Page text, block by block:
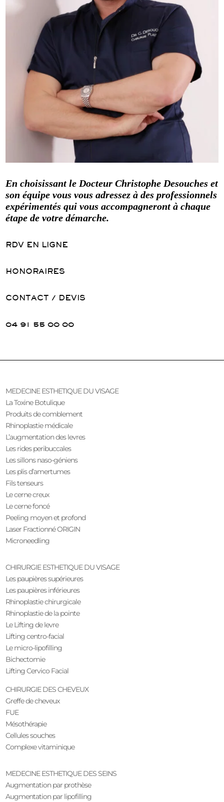
En choisissant le Docteur Christophe Desouches et
son équipe vous vous adressez à des professionnels
expérimentés qui vous accompagneront à chaque
étape de votre démarche.
RDV EN LIGNE
HONORAIRES
CONTACT / DEVIS
04 91 55 00 00
MEDECINE ESTHETIQUE DU VISAGE
La Toxine Botulique
Produits de comblement
Rhinoplastie médicale
L’augmentation des levres
Les rides peribuccales
Les sillons naso-géniens
Les plis d’amertumes
Fils tenseurs
Le cerne creux
Le cerne foncé
Peeling moyen et profond
Laser Fractionné ORIGIN
Microneedling
CHIRURGIE ESTHETIQUE DU VISAGE
Les paupières supérieures
Les paupières inférieures
Rhinoplastie chirurgicale
Rhinoplastie de la pointe
Le Lifting de levre
Lifting centro-facial
Le micro-lipofilling
Bichectomie
Lifting Cervico Facial
CHIRURGIE DES CHEVEUX
Greffe de cheveux
FUE
Mésothérapie
Cellules souches
Complexe vitaminique
MEDECINE ESTHETIQUE DES SEINS
Augmentation par prothèse
Augmentation par lipofilling